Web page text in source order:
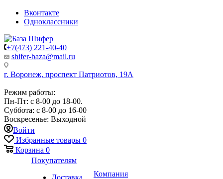
Вконтакте
Одноклассники
+7(473) 221-40-40
shifer-baza@mail.ru
г. Воронеж, проспект Патриотов, 19А
Режим работы:
Пн-Пт: с 8-00 до 18-00.
Суббота: с 8-00 до 16-00
Воскресенье: Выходной
Войти
Избранные товары 0
Корзина 0
Покупателям
Доставка
Компания